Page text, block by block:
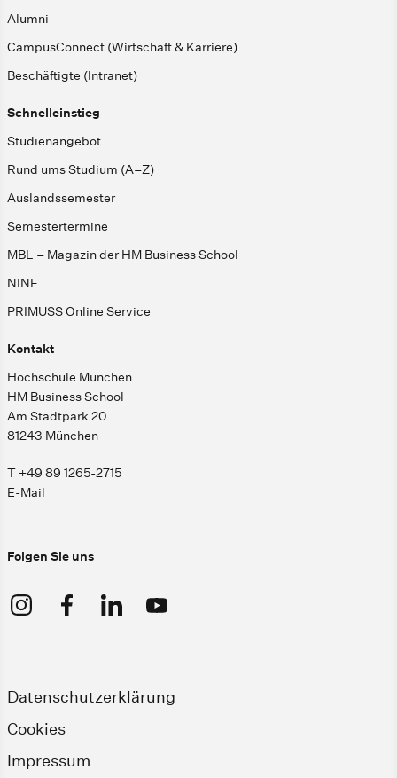
Alumni
CampusConnect (Wirtschaft & Karriere)
Beschäftigte (Intranet)
Schnelleinstieg
Studienangebot
Rund ums Studium (A–Z)
Auslandssemester
Semestertermine
MBL – Magazin der HM Business School
NINE
PRIMUSS Online Service
Kontakt
Hochschule München
HM Business School
Am Stadtpark 20
81243 München
T +49 89 1265-2715
E-Mail
Folgen Sie uns
Datenschutzerklärung
Cookies
Impressum